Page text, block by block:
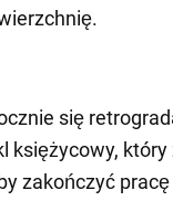
się
księżycowy,
zakończyć